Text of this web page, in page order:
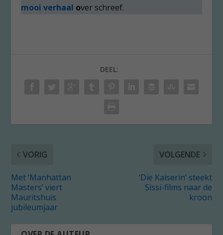
mooi verhaal over schreef.
DEEL:
VORIG
Met ‘Manhattan
Masters’ viert
Mauritshuis
jubileumjaar
VOLGENDE
‘Die Kaiserin’ steekt
Sissi-films naar de
kroon